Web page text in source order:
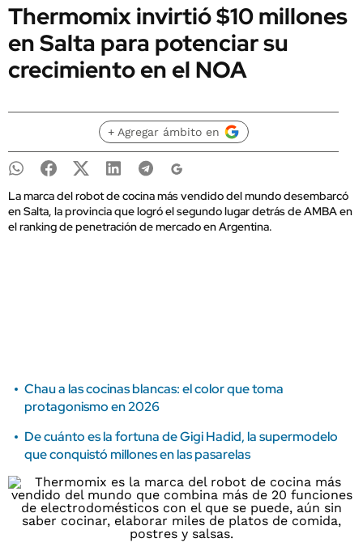
Thermomix invirtió $10 millones
en Salta para potenciar su
crecimiento en el NOA
+ Agregar ámbito en
La marca del robot de cocina más vendido del mundo desembarcó
en Salta, la provincia que logró el segundo lugar detrás de AMBA en
el ranking de penetración de mercado en Argentina.
Chau a las cocinas blancas: el color que toma
protagonismo en 2026
De cuánto es la fortuna de Gigi Hadid, la supermodelo
que conquistó millones en las pasarelas